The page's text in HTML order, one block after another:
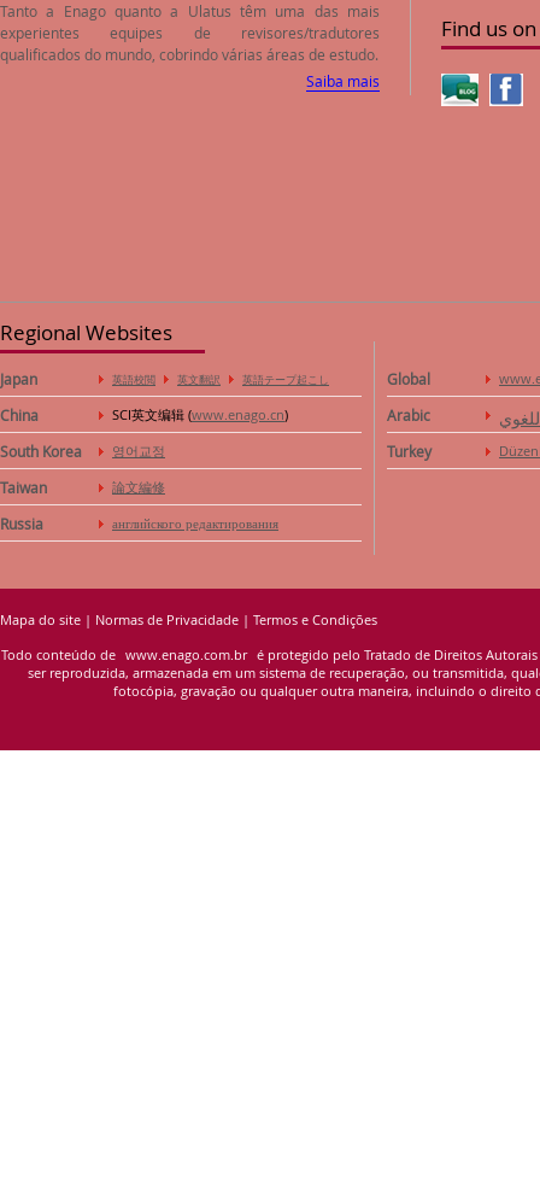
Tanto a Enago quanto a Ulatus têm uma das mais
experientes equipes de revisores/tradutores
qualificados do mundo, cobrindo várias áreas de estudo.
Saiba mais
Find us on
Regional Websites
Japan 英語校閲 英文翻訳 英語テープ起こし
China SCI英文编辑 (www.enago.cn)
South Korea 영어교정
Taiwan 論文編修
Russia английского редактирования
Global
Arabic
Turkey
Mapa do site | Normas de Privacidade | Termos e Condições
Todo conteúdo de www.enago.com.br é protegido pelo Tratado de Direitos
ser reproduzida, armazenada em um sistema de recuperação, ou transmitida,
fotocópia, gravação ou qualquer outra maneira, incluindo o direito